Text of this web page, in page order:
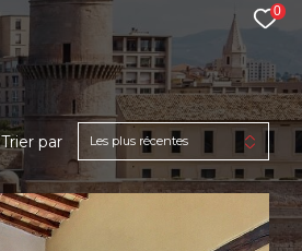
0
Trier par Les plus récentes